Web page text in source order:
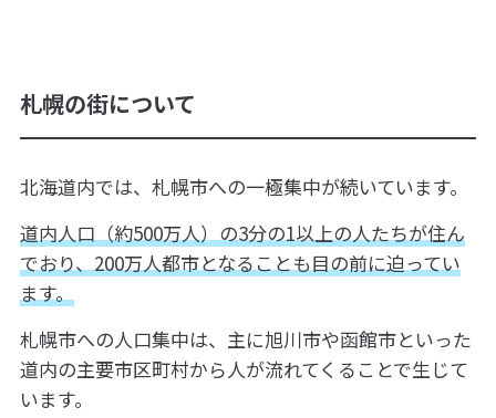
札幌市内の不動産会社一覧
札幌市のマンション売却でよくある質問
まとめ
札幌の街について
北海道内では、札幌市への一極集中が続いています。
道内人口（約500万人）の3分の1以上の人たちが住ん
でおり、200万人都市となることも目の前に迫ってい
ます。
札幌市への人口集中は、主に旭川市や函館市といった
道内の主要市区町村から人が流れてくることで生じて
います。